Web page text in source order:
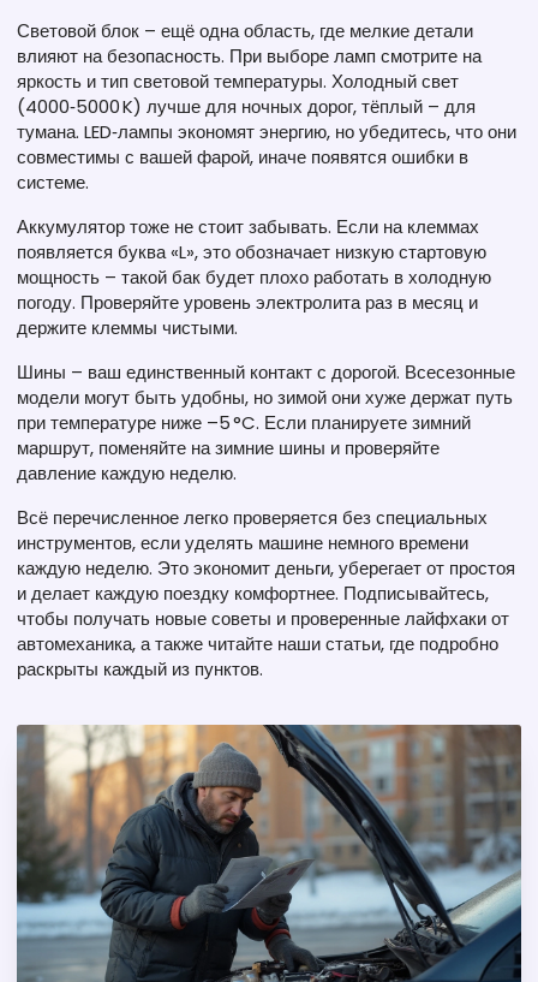
Световой блок – ещё одна область, где мелкие детали
влияют на безопасность. При выборе ламп смотрите на
яркость и тип световой температуры. Холодный свет
(4000‑5000 K) лучше для ночных дорог, тёплый – для
тумана. LED‑лампы экономят энергию, но убедитесь, что они
совместимы с вашей фарой, иначе появятся ошибки в
системе.
Аккумулятор тоже не стоит забывать. Если на клеммах
появляется буква «L», это обозначает низкую стартовую
мощность – такой бак будет плохо работать в холодную
погоду. Проверяйте уровень электролита раз в месяц и
держите клеммы чистыми.
Шины – ваш единственный контакт с дорогой. Всесезонные
модели могут быть удобны, но зимой они хуже держат путь
при температуре ниже –5 °C. Если планируете зимний
маршрут, поменяйте на зимние шины и проверяйте
давление каждую неделю.
Всё перечисленное легко проверяется без специальных
инструментов, если уделять машине немного времени
каждую неделю. Это экономит деньги, уберегает от простоя
и делает каждую поездку комфортнее. Подписывайтесь,
чтобы получать новые советы и проверенные лайфхаки от
автомеханика, а также читайте наши статьи, где подробно
раскрыты каждый из пунктов.